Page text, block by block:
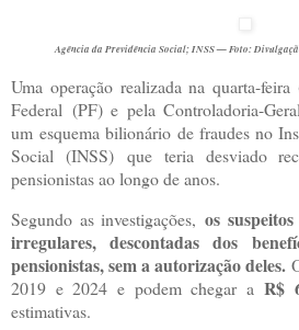
Agência da Previdência Social; INSS — Foto:
Uma operação realizada na quarta-
Federal (PF) e pela Controladoria-
um esquema bilionário de fraudes no
Social (INSS) que teria desviado
pensionistas ao longo de anos.
Segundo as investigações, os
irregulares, descontadas dos
pensionistas, sem a autorização deles.
2019 e 2024 e podem chegar aR$
estimativas.